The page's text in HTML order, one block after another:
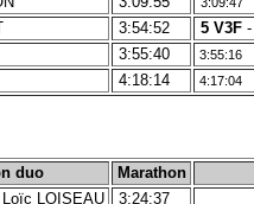
3:09:47
3:54:52 5 V3F
3:55:40 3:55:16
4:18:14 4:17:04
duo Marathon
LOISEAU 3:24:37